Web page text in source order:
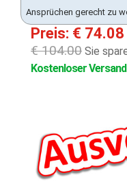
Ansprüchen gerecht zu
Preis: € 74.08
€ 104.00 Sie
Kostenloser